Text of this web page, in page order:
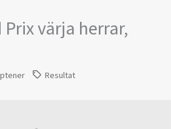
värja herrar,
Resultat